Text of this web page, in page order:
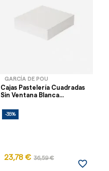
GARCÍA DE POU
Cajas Pastelería Cuadradas
Sin Ventana Blanca...
-35%
23,78 € 36,59 €
favorite_border